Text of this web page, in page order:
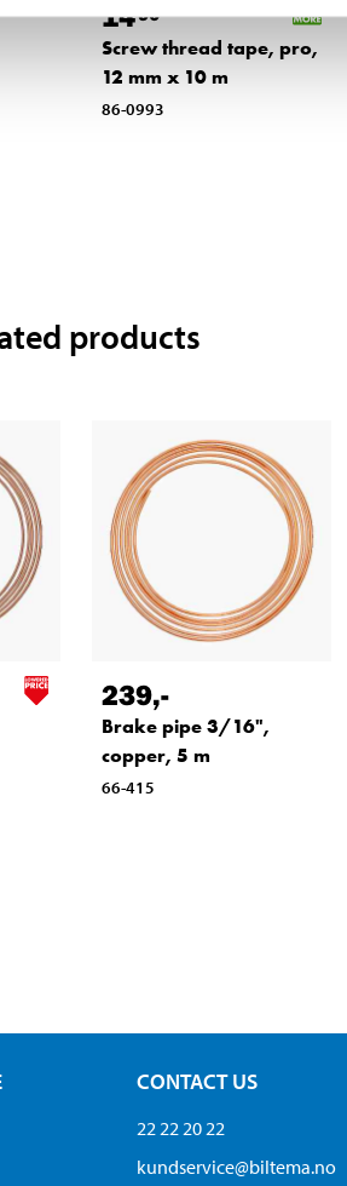
1490
Screw thread tape, pro,
12 mm x 10 m
86-0993
products
239,-
Brake pipe 3/16",
copper, 5 m
66-415
CONTACT US
22 22 20 22
kundservice@biltema.no